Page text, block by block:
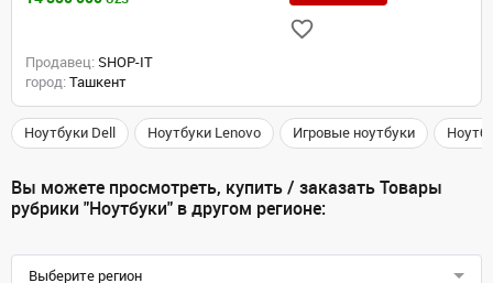
Продавец: SHOP-IT
город: Ташкент
Ноутбуки Dell Ноутбуки Lenovo Игровые ноутбуки
Вы можете просмотреть, купить / заказать Товары
рубрики "Ноутбуки" в другом регионе:
Выберите регион